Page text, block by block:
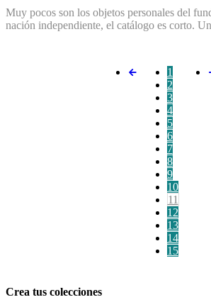
Muy pocos son los objetos personales del
nación independiente, el catálogo es corto.
1
2
3
4
5
6
7
8
9
10
11
12
13
14
15
Crea tus colecciones